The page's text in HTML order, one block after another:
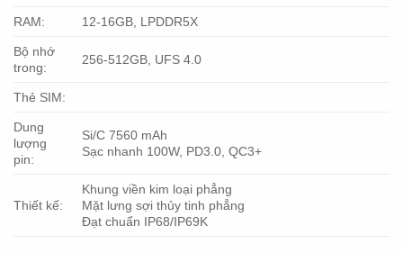
RAM: 12-16GB, LPDDR5X
Bộ nhớ
trong:
256-512GB, UFS 4.0
Thẻ SIM:
Dung
lượng
pin:
Si/C 7560 mAh
Sạc nhanh 100W, PD3.0, QC3+
Thiết kế:
Khung viền kim loại phẳng
Mặt lưng sợi thủy tinh phẳng
Đạt chuẩn IP68/IP69K